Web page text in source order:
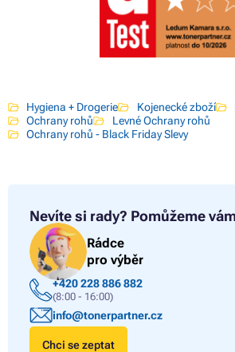
Hygiena + Drogerie Kojenecké zboží
Ochrany rohů
Levné Ochrany rohů
Ochrany rohů - Black Friday Slevy
Nevíte si rady? Pomůžeme
Rádce
pro výběr
+420 228 886 882
(8:00 - 16:00)
info@tonerpartner.cz
Chci se zeptat